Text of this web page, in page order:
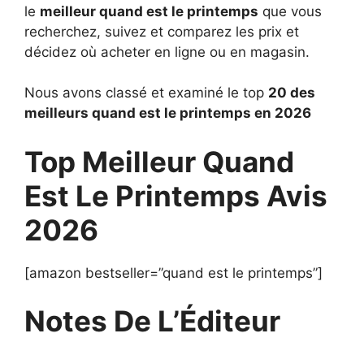
le meilleur quand est le printemps que vous
recherchez, suivez et comparez les prix et
décidez où acheter en ligne ou en magasin.
Nous avons classé et examiné le top 20 des
meilleurs quand est le printemps en 2026
Top Meilleur Quand
Est Le Printemps Avis
2026
[amazon bestseller=”quand est le printemps”]
Notes De L’Éditeur